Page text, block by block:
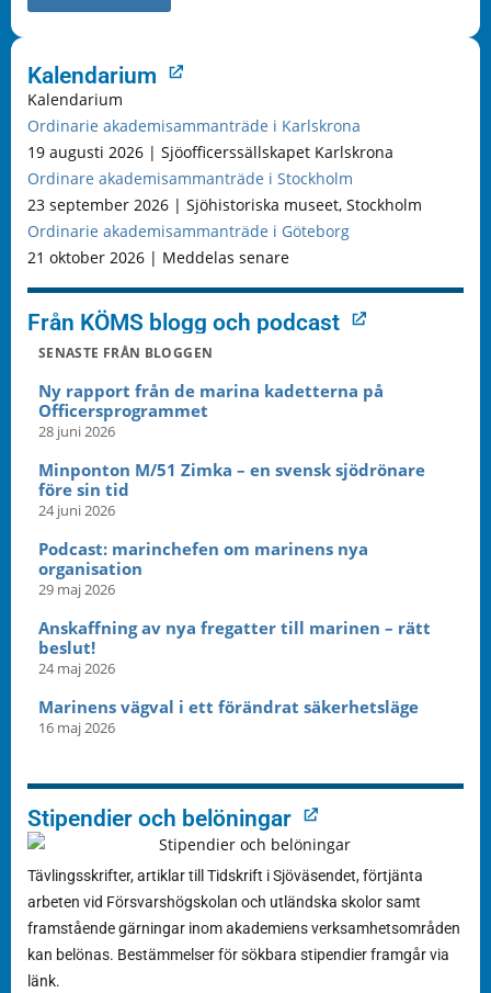
Kalendarium
Kalendarium
Ordinarie akademisammanträde i Karlskrona
19 augusti 2026 | Sjöofficerssällskapet Karlskrona
Ordinare akademisammanträde i Stockholm
23 september 2026 | Sjöhistoriska museet, Stockholm
Ordinarie akademisammanträde i Göteborg
21 oktober 2026 | Meddelas senare
Från KÖMS blogg och podcast
SENASTE FRÅN BLOGGEN
Ny rapport från de marina kadetterna på
Officersprogrammet
28 juni 2026
Minponton M/51 Zimka – en svensk sjödrönare
före sin tid
24 juni 2026
Podcast: marinchefen om marinens nya
organisation
29 maj 2026
Anskaffning av nya fregatter till marinen – rätt
beslut!
24 maj 2026
Marinens vägval i ett förändrat säkerhetsläge
16 maj 2026
Stipendier och belöningar
Tävlingsskrifter, artiklar till Tidskrift i Sjöväsendet, förtjänta
arbeten vid Försvarshögskolan och utländska skolor samt
framstående gärningar inom akademiens verksamhetsområden
kan belönas. Bestämmelser för sökbara stipendier framgår via
länk.